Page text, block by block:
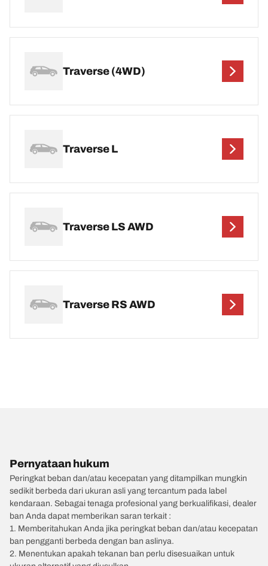
Traverse (4WD)
Traverse L
Traverse LS AWD
Traverse RS AWD
Pernyataan hukum
Peringkat beban dan/atau kecepatan yang ditampilkan mungkin
sedikit berbeda dari ukuran asli yang tercantum pada label
kendaraan. Sebagai tenaga profesional yang berkualifikasi, dealer
ban Anda dapat memberikan saran terkait :
1. Memberitahukan Anda jika peringkat beban dan/atau kecepatan
ban pengganti berbeda dengan ban aslinya.
2. Menentukan apakah tekanan ban perlu disesuaikan untuk